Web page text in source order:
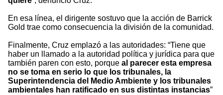
En esa línea, el dirigente sostuvo que la acción de Barrick
Gold trae como consecuencia la división de la comunidad.
Finalmente, Cruz emplazó a las autoridades: “Tiene que
haber un llamado a la autoridad política y jurídica para que
también paren con esto, porque al parecer esta empresa
no se toma en serio lo que los tribunales, la
Superintendencia del Medio Ambiente y los tribunales
ambientales han ratificado en sus distintas instancias”